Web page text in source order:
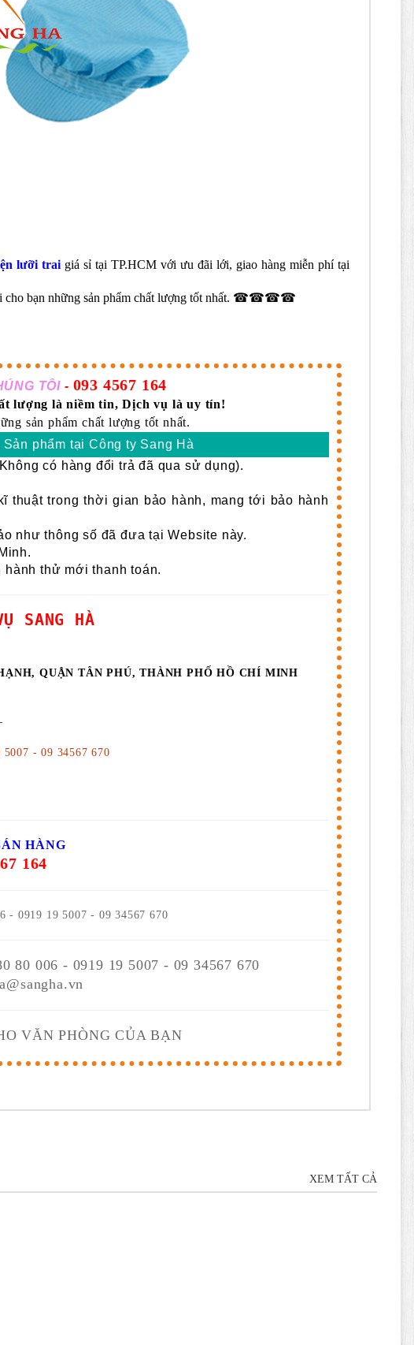
lưỡi trai giá sỉ tại TP.HCM với ưu đãi lới, giao hàng miễn phí tại
bạn những sản phẩm chất lượng tốt nhất. ☎☎☎☎
TÔI - 093 4567 164
lượng là niềm tin, Dịch vụ là uy tín!
sản phẩm chất lượng tốt nhất.
phẩm tại Công ty Sang Hà
có hàng đổi trả đã qua sử dụng).
trong thời gian bảo hành, mang tới bảo hành
như thông số đã đưa tại Website này.
thử mới thanh toán.
SANG HÀ
QUẬN TÂN PHÚ, THÀNH PHỐ HỒ CHÍ MINH
- 09 34567 670
HÀNG
164
- 0919 19 5007 - 09 34567 670
80 006 - 0919 19 5007 - 09 34567 670
VĂN PHÒNG CỦA BẠN
XEM TẤT CẢ